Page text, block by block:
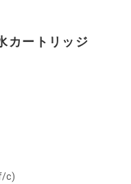
カートリッジ
c)